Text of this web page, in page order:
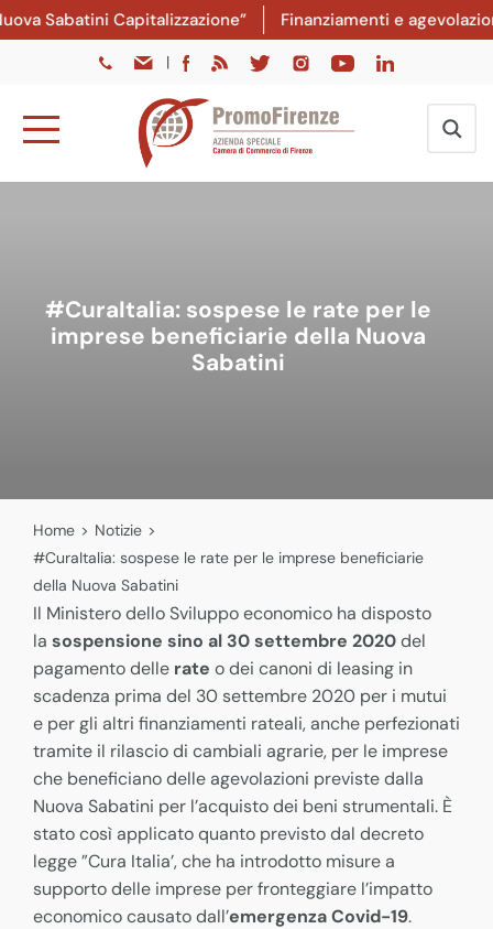
Sabatini Capitalizzazione” Finanziamenti e
|
#CuraItalia: sospese le rate per le
imprese beneficiarie della Nuova
Sabatini
Home > Notizie >
#CuraItalia: sospese le rate per le imprese beneficiarie
della Nuova Sabatini
Il Ministero dello Sviluppo economico ha disposto
la sospensione sino al 30 settembre 2020del
pagamento delle rate o dei canoni di leasing in
scadenza prima del 30 settembre 2020 per i mutui
e per gli altri finanziamenti rateali, anche perfezionati
tramite il rilascio di cambiali agrarie, per le imprese
che beneficiano delle agevolazioni previste dalla
Nuova Sabatini per l’acquisto dei beni strumentali. È
stato così applicato quanto previsto dal decreto
legge ”Cura Italia’, che ha introdotto misure a
supporto delle imprese per fronteggiare l’impatto
economico causato dall’emergenza Covid-19.